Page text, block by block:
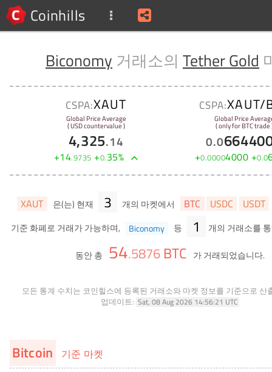
Coinhills
Biconomy 거래소의 Tether Gold
CSPA:XAUT
Global Price Average
( USD countervalue )
4,325.14
+14.9735 +0.35%
CSPA:XAUT/
Global Price
( only for BTC trade
0.0
+0.00004000 +0.0
XAUT 은(는) 현재 3 개의 마켓에서 BTC USDC USDT
기준 화폐로 거래가 가능하며, Biconomy 등 1 개의 거래소를
동안 총 54.5876 BTC 가 거래되었습니다.
모든 통계 수치는 코인힐스에 등록된 거래소와 마켓 정보를 기준으로 산
업데이트: Sat, 08 Aug 2026 14:56:21 UTC
Bitcoin 기준 마켓